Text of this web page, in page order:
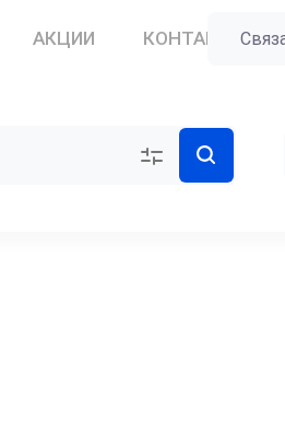
АКЦИИ КОНТАКТЫ